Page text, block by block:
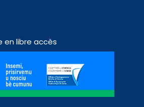
en libre accès